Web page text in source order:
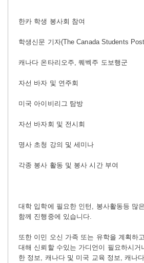
한카 학생 봉사회 참여
학생신문 기자(The Canada Students
캐나다 온타리오주, 퀘벡주 도보행군
자선 바자 및 연주회
미국 아이비리그 탐방
자선 바자회 및 전시회
명사 초청 강의 및 세미나
각종 봉사 활동 및 봉사 시간 부여
대학 입학에 필요한 인턴, 봉사활동등 많
함께 진행중에 있습니다.
또한 이민 오신 가족 또는 유학을 계획하
대해 신뢰할 수있는 가디언이 필요하시거
한 정보, 캐나다 및 미국 교육 정보, 캐나